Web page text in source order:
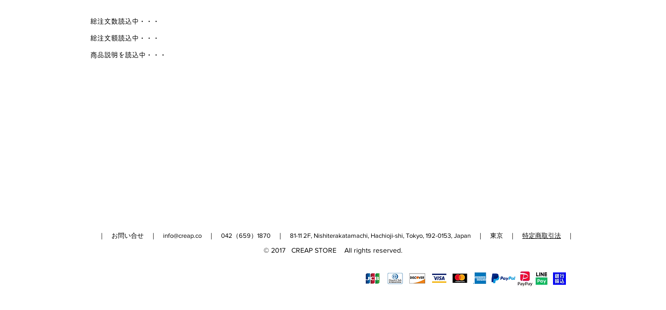
総注文数読込中・・・
総注文額読込中・・・
商品説明を読込中・・・
｜ お問い合せ ｜ info@creap.co ｜ 042（659）1870 ｜ 81-11 2F, Nishiterakatamachi, Hachioji-shi, Tokyo, 192-0153, Japan ｜ 東京 ｜ 特定商取引法 ｜
© 2017 CREAP STORE All rights reserved.